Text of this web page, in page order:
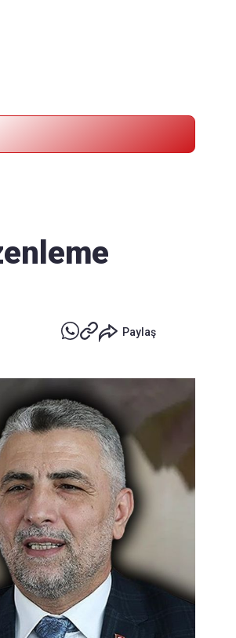
Paylaş